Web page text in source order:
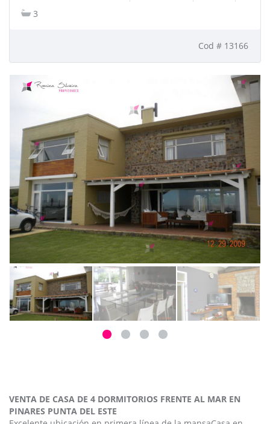
3
Cod # 13166
VENTA DE CASA DE 4 DORMITORIOS FRENTE AL MAR EN
PINARES PUNTA DEL ESTE